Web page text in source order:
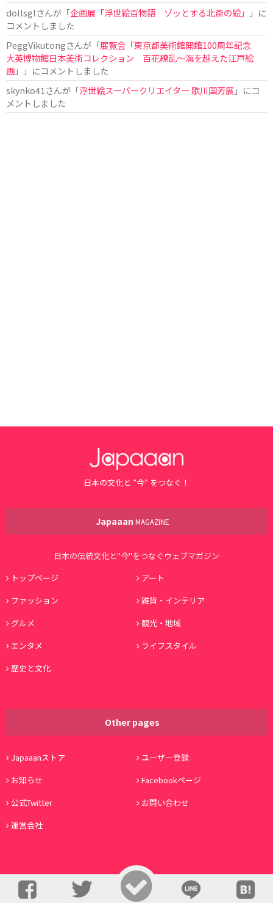
dollsglさんが「企画展「浮世絵百物語 ゾッとする北斎の絵」
」に
コメントしました
PeggVikutongさんが「展覧会「東京都美術館開館100周年記念
大英博物館日本美術コレクション 百花繚乱〜海を越えた江戸絵
画」
」にコメントしました
skynko41 さんが「浮世絵スーパークリエイター 歌川国芳展 」にコ
メントしました
日本の文化と ”今” をつなぐ！
Japaaan MAGAZINE
日本の伝統文化と"今"をつなぐウェブマガジン
トップページ
アート
ファッション
雑貨・インテリア
グルメ
観光・地域
エンタメ
ライフスタイル
歴史と文化
Other pages
Japaaanストア
ユーザー登録
お知らせ
Facebookページ
公式Twitter
お問い合わせ
運営会社
© Copyright 2016, Japaaan All Rights Reserved. 運営: 株式会社ワノコト